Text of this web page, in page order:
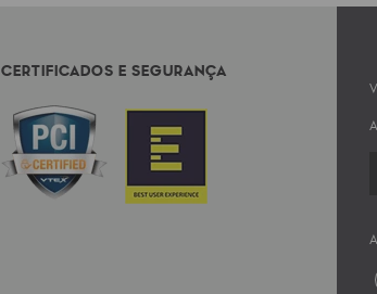
CERTIFICADOS E SEGURANÇA